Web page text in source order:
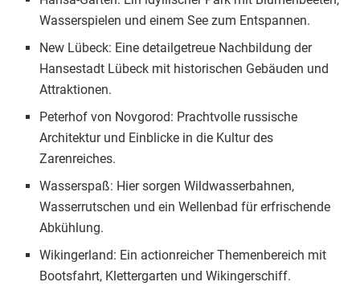
Wasserspielen und einem See zum Entspannen.
New Lübeck: Eine detailgetreue Nachbildung der
Hansestadt Lübeck mit historischen Gebäuden und
Attraktionen.
Peterhof von Novgorod: Prachtvolle russische
Architektur und Einblicke in die Kultur des
Zarenreiches.
Wasserspaß: Hier sorgen Wildwasserbahnen,
Wasserrutschen und ein Wellenbad für erfrischende
Abkühlung.
Wikingerland: Ein actionreicher Themenbereich mit
Bootsfahrt, Klettergarten und Wikingerschiff.